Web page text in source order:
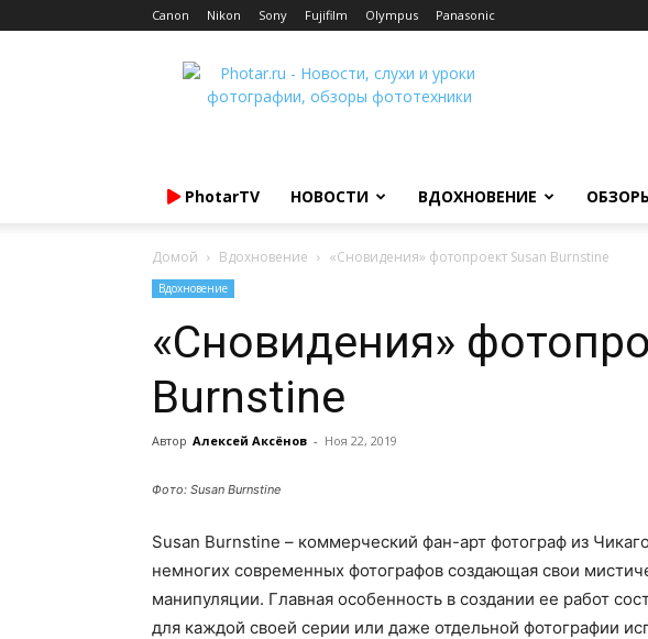
Canon Nikon Sony Fujifilm Olympus Panasonic
Photar.ru
PhotarTV НОВОСТИ ВДОХНОВЕНИЕ
Домой Вдохновение «Сновидения» фотопроект Susan Burnstine
Вдохновение
«Сновидения»
Burnstine
Автор Алексей Аксёнов - Ноя 22, 2019
Фото: Susan Burnstine
Susan Burnstine – коммерческий фан-арт фотограф из
немногих современных фотографов создающая свои
манипуляции. Главная особенность в создании ее работ
для каждой своей серии или даже отдельной фотографии